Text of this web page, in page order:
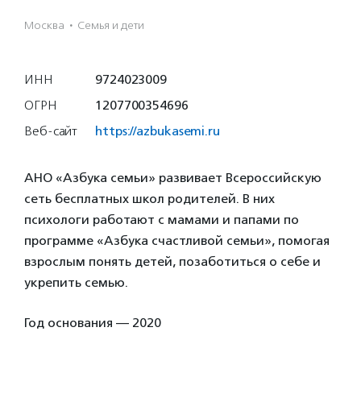
Москва · Семья и дети
ИНН
9724023009
ОГРН
1207700354696
Веб-сайт
https://azbukasemi.ru
АНО «Азбука семьи» развивает Всероссийскую
сеть бесплатных школ родителей. В них
психологи работают с мамами и папами по
программе «Азбука счастливой семьи», помогая
взрослым понять детей, позаботиться о себе и
укрепить семью.
Год основания — 2020